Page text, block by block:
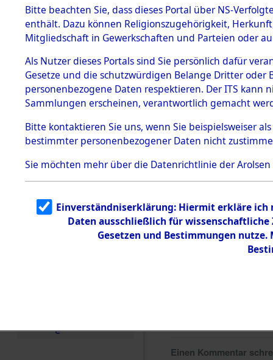
BESTÄNDE
1.
mente
5. Verschiedenes
5.3
Todesmärsche
5.3.1 Alliierte
Erhebungen
zu
Todesmärsch
en
5.3.2
g
5.3.3
Todesmärsch
e
Einen Kommentar
Bitte beachten Sie, dass dieses Portal über NS-
enthält. Dazu können Religionszugehörigkeit,
Mitgliedschaft in Gewerkschaften und Parteien oder
Als Nutzer dieses Portals sind Sie persönlich dafür
Gesetze und die schutzwürdigen Belange Dritter
personenbezogene Daten respektieren. Der ITS
Sammlungen erscheinen, verantwortlich gemacht
Bitte kontaktieren Sie uns, wenn Sie beispielsweiser
bestimmter personenbezogener Daten nicht
Sie möchten mehr über die Datenrichtlinie der Arolsen
Einverständniserklärung: Hiermit erkläre ich
Daten ausschließlich für
Gesetzen und Bestimmungen